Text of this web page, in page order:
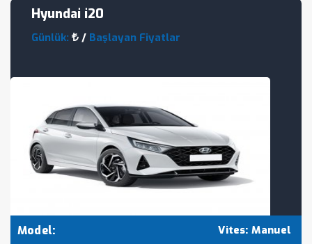
Hyundai i20
Günlük: / Başlayan Fiyatlar
Model:
Vites: Manuel